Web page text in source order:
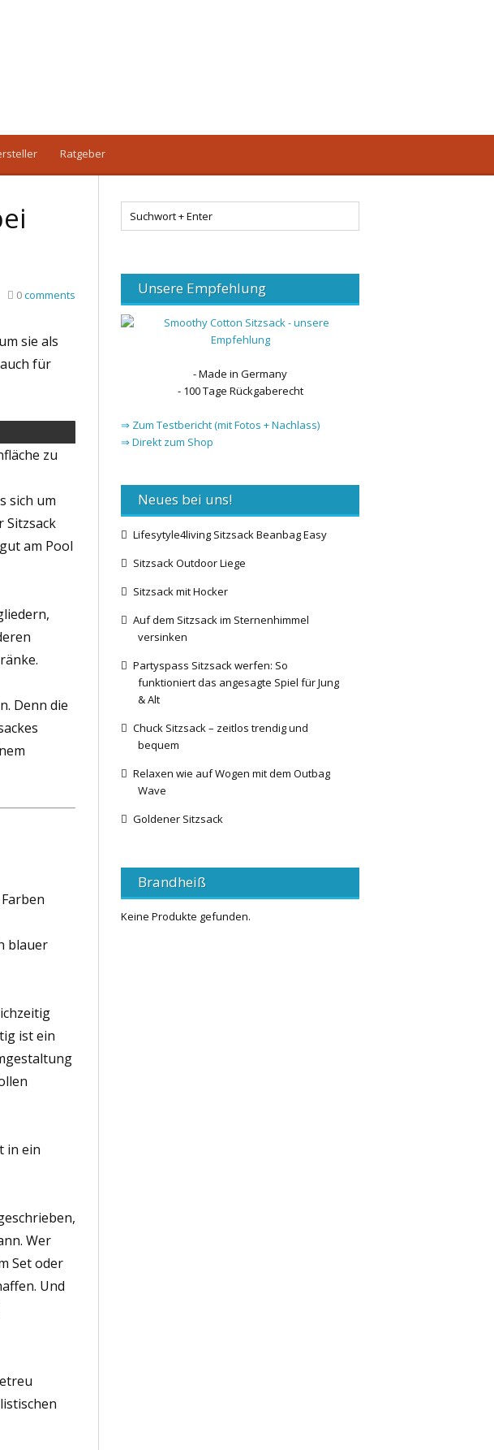
Ratgeber
0comments
sie als
für
zu
sich um
Sitzsack
am Pool
Denn die
blauer
ist ein
in ein
Wer
Set oder
Und
Unsere Empfehlung
- Made in Germany
- 100 Tage Rückgaberecht
⇒ Zum Testbericht (mit Fotos + Nachlass)
⇒ Direkt zum Shop
Neues bei uns!
Lifesytyle4living Sitzsack Beanbag Easy
Sitzsack Outdoor Liege
Sitzsack mit Hocker
Auf dem Sitzsack im Sternenhimmel
versinken
Partyspass Sitzsack werfen: So
funktioniert das angesagte Spiel für Jung
& Alt
Chuck Sitzsack – zeitlos trendig und
bequem
Relaxen wie auf Wogen mit dem Outbag
Wave
Goldener Sitzsack
Brandheiß
Keine Produkte gefunden.